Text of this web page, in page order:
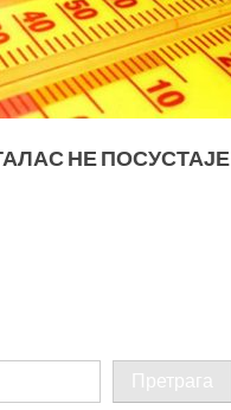
НЕ ПОСУСТАЈЕ
Претрага